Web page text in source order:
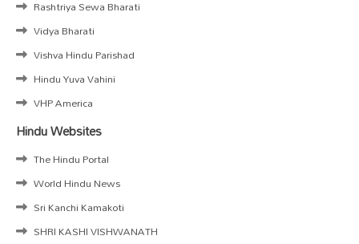
Rashtriya Sewa Bharati
Vidya Bharati
Vishva Hindu Parishad
Hindu Yuva Vahini
VHP America
Hindu Websites
The Hindu Portal
World Hindu News
Sri Kanchi Kamakoti
SHRI KASHI VISHWANATH